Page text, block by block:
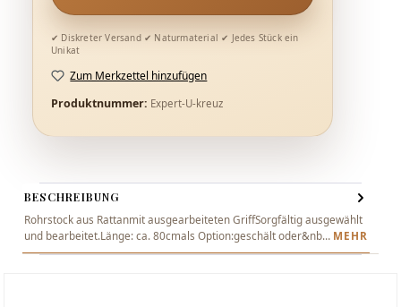
Zum Merkzettel hinzufügen
Produktnummer: Expert-U-kreuz
BESCHREIBUNG
Rohrstock aus Rattanmit ausgearbeiteten GriffSorgfältig ausgewählt
und bearbeitet.Länge: ca. 80cmals Option:geschält oder&nb… MEHR